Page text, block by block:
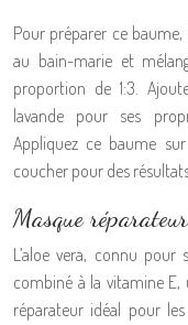
Pour préparer ce
au bain-marie et
proportion de 1:3.
lavande pour ses
Appliquez ce baume
coucher pour des
Masque
L’aloe vera, connu
combiné à la vitamine
réparateur idéal pour